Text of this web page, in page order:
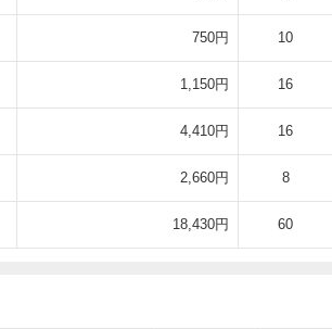
750円 10
1,150円 16
4,410円 16
2,660円 8
18,430円 60